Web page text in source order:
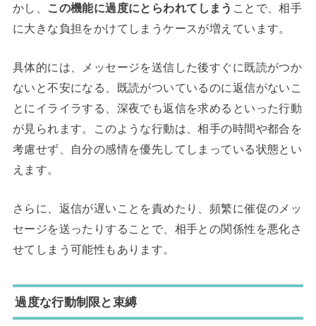
かし、
この機能に過度にとらわれてしまう ことで、相手
に大きな負担をかけてしまうケースが増えています。
具体的には、メッセージを送信した後すぐに既読がつか
ないと不安になる、既読がついているのに返信がないこ
とにイライラする、深夜でも返信を求めるといった行動
が見られます。このような行動は、相手の時間や都合を
考慮せず、自分の感情を優先してしまっている状態とい
えます。
さらに、返信が遅いことを責めたり、頻繁に催促のメッ
セージを送ったりすることで、相手との関係性を悪化さ
せてしまう可能性もあります。
過度な行動制限と束縛